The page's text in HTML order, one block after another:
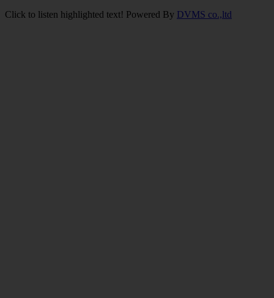
Click to listen highlighted text! Powered By DVMS co.,ltd